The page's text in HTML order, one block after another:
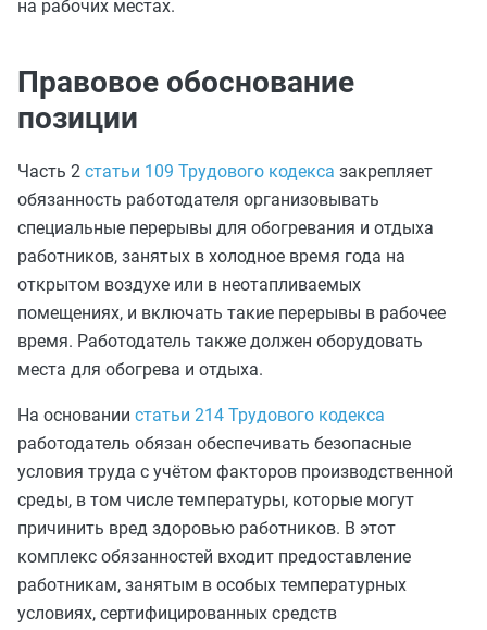
на рабочих местах.
Правовое обоснование
позиции
Часть 2 статьи 109 Трудового кодекса закрепляет
обязанность работодателя организовывать
специальные перерывы для обогревания и отдыха
работников, занятых в холодное время года на
открытом воздухе или в неотапливаемых
помещениях, и включать такие перерывы в рабочее
время. Работодатель также должен оборудовать
места для обогрева и отдыха.
На основании статьи 214 Трудового кодекса
работодатель обязан обеспечивать безопасные
условия труда с учётом факторов производственной
среды, в том числе температуры, которые могут
причинить вред здоровью работников. В этот
комплекс обязанностей входит предоставление
работникам, занятым в особых температурных
условиях, сертифицированных средств